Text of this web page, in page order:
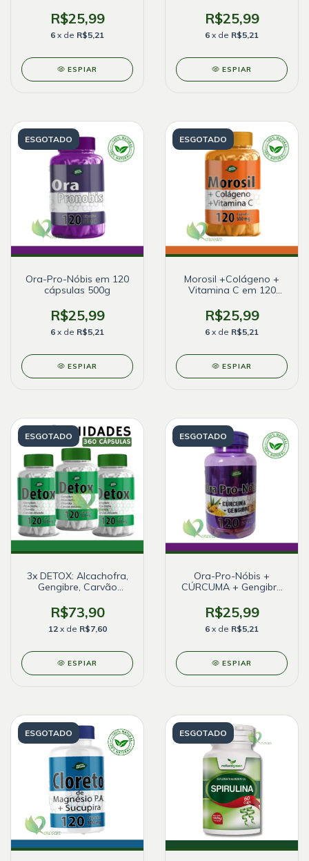
R$25,99
6 x de R$5,21
ESPIAR
R$25,99
6 x de R$5,21
ESPIAR
ESGOTADO
Ora-Pro-Nóbis em 120
cápsulas 500g
R$25,99
6 x de R$5,21
ESPIAR
ESGOTADO
Morosil +Colágeno +
Vitamina C em 120
R$25,99
6 x de R$5,21
ESPIAR
ESGOTADO
3x DETOX: Alcachofra,
Gengibre, Carvão
500mg
R$73,90
12 x de R$7,60
ESPIAR
ESGOTADO
Ora-Pro-Nóbis +
CÚRCUMA + Gengibre
R$25,99
6 x de R$5,21
ESPIAR
ESGOTADO ESGOTADO